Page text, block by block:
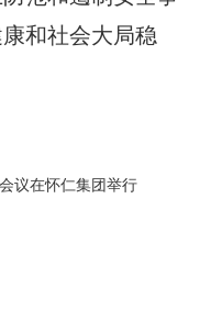
和社会大局稳
议在怀仁集团举行